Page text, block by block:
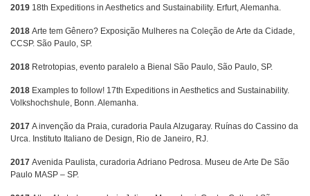
2019 18th Expeditions in Aesthetics and Sustainability. Erfurt, Alemanha.
2018 Arte tem Gênero? Exposição Mulheres na Coleção de Arte da Cidade,
CCSP. São Paulo, SP.
2018 Retrotopias, evento paralelo a Bienal São Paulo, São Paulo, SP.
2018 Examples to follow! 17th Expeditions in Aesthetics and Sustainability.
Volkshochshule, Bonn. Alemanha.
2017 A invenção da Praia, curadoria Paula Alzugaray. Ruínas do Cassino da
Urca. Instituto Italiano de Design, Rio de Janeiro, RJ.
2017 Avenida Paulista, curadoria Adriano Pedrosa. Museu de Arte De São
Paulo MASP – SP.